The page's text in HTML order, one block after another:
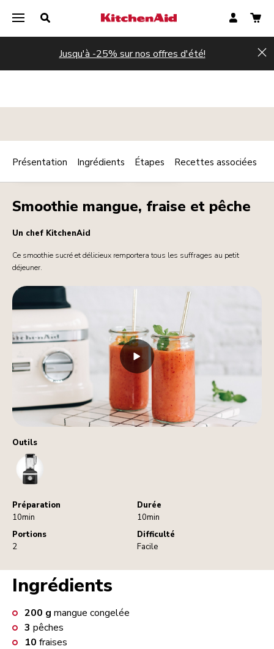
Jusqu'à -25% sur nos offres d'été!
Outils
Blender
Préparation
10min
Durée
10min
Portions
2
Difficulté
Facile
PETIT DÉJEUNER / BRUNCH BOISSONS Print
Smoothie mangue, fraise et pêche
Un chef KitchenAid
Ce smoothie sucré et délicieux remportera tous les suffrages au petit
déjeuner.
Présentation Ingrédients Étapes Recettes associées
Ingrédients
200 g mangue congelée
3 pêches
10 fraises